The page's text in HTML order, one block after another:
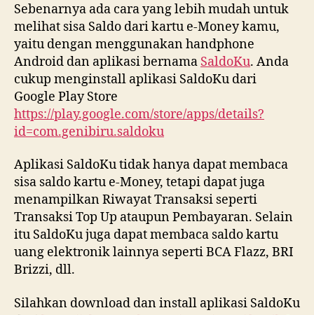
Sebenarnya ada cara yang lebih mudah untuk
melihat sisa Saldo dari kartu e-Money kamu,
yaitu dengan menggunakan handphone
Android dan aplikasi bernama SaldoKu. Anda
cukup menginstall aplikasi SaldoKu dari
Google Play Store
https://play.google.com/store/apps/details?
id=com.genibiru.saldoku
Aplikasi SaldoKu tidak hanya dapat membaca
sisa saldo kartu e-Money, tetapi dapat juga
menampilkan Riwayat Transaksi seperti
Transaksi Top Up ataupun Pembayaran. Selain
itu SaldoKu juga dapat membaca saldo kartu
uang elektronik lainnya seperti BCA Flazz, BRI
Brizzi, dll.
Silahkan download dan install aplikasi SaldoKu